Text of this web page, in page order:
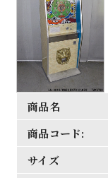
商品名
商品コード:
サイズ